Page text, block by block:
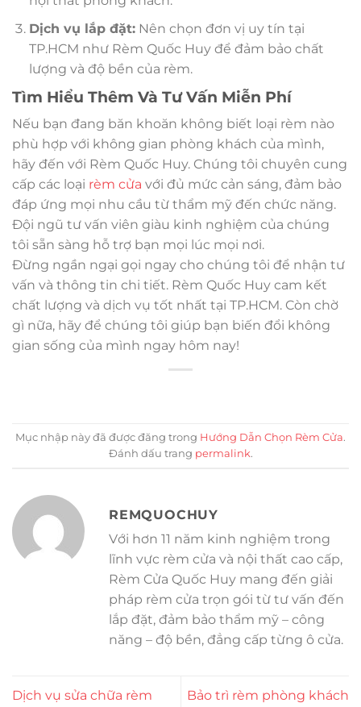
Dịch vụ lắp đặt:Nên chọn đơn vị uy tín tại
TP.HCM như Rèm Quốc Huy để đảm bảo chất
lượng và độ bền của rèm.
Tìm Hiểu Thêm Và Tư Vấn Miễn Phí
Nếu bạn đang băn khoăn không biết loại rèm nào
phù hợp với không gian phòng khách của mình,
hãy đến với Rèm Quốc Huy. Chúng tôi chuyên cung
cấp các loại rèm cửa với đủ mức cản sáng, đảm bảo
đáp ứng mọi nhu cầu từ thẩm mỹ đến chức năng.
Đội ngũ tư vấn viên giàu kinh nghiệm của chúng
tôi sẵn sàng hỗ trợ bạn mọi lúc mọi nơi.
Đừng ngần ngại gọi ngay cho chúng tôi để nhận tư
vấn và thông tin chi tiết. Rèm Quốc Huy cam kết
chất lượng và dịch vụ tốt nhất tại TP.HCM. Còn chờ
gì nữa, hãy để chúng tôi giúp bạn biến đổi không
gian sống của mình ngay hôm nay!
Mục nhập này đã được đăng trong Hướng Dẫn Chọn Rèm Cửa.
Đánh dấu trang permalink.
REMQUOCHUY
Với hơn 11 năm kinh nghiệm trong
lĩnh vực rèm cửa và nội thất cao cấp,
Rèm Cửa Quốc Huy mang đến giải
pháp rèm cửa trọn gói từ tư vấn đến
lắp đặt, đảm bảo thẩm mỹ – công
năng – độ bền, đẳng cấp từng ô cửa.
Dịch vụ sửa chữa rèm Bảo trì rèm phòng khách